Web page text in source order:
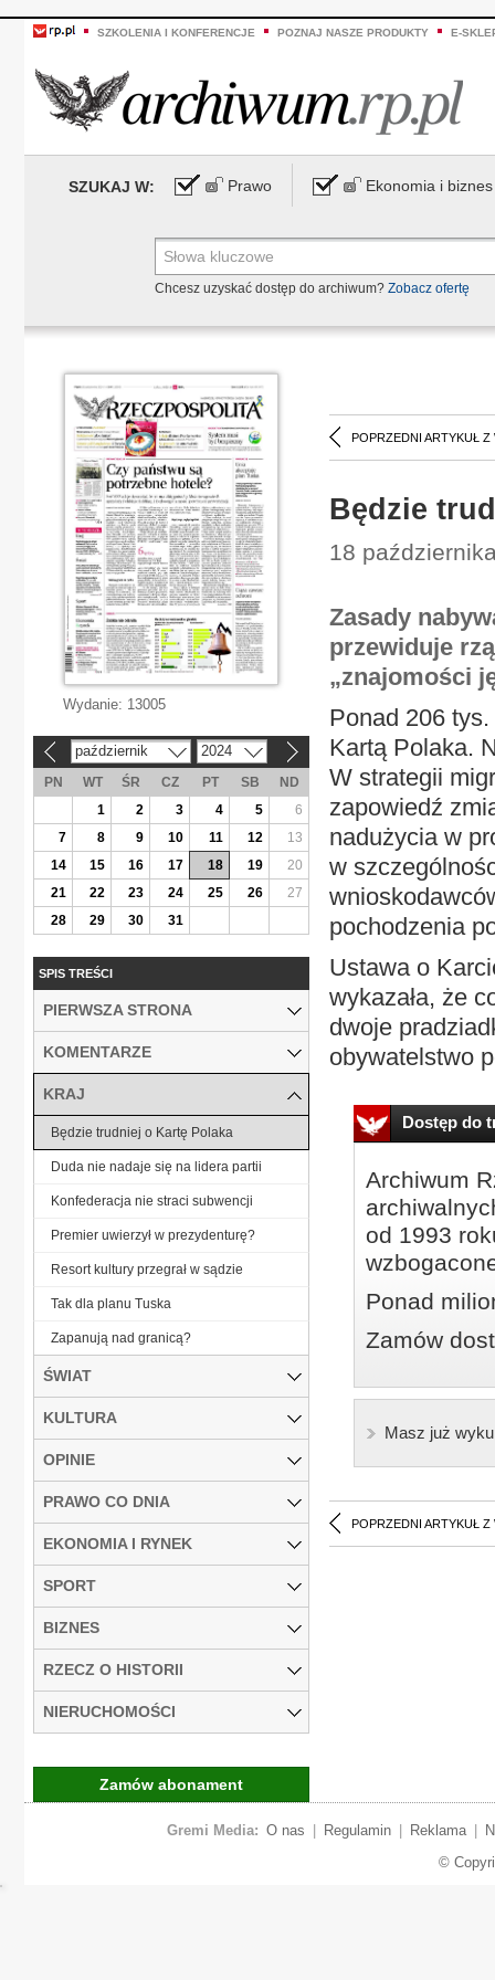
SZKOLENIA I KONFERENCJE POZNAJ NASZE PRODUKTY E-
SZUKAJ W: Prawo Ekonomia i biznes
Chcesz uzyskać dostęp do archiwum? Zobacz ofertę
POPRZEDNI ARTYKUŁ Z
Będzie
18
Zasady
przewiduje
„znajomości
Ponad 206
Kartą Polaka.
W strategii
zapowiedź
nadużycia w
w
pochodzenia
Ustawa o
wykazała, że
dwoje
obywatelstwo
Dostęp do
Archiwum
od 1993
Ponad
Zamów
Masz już
POPRZEDNI ARTYKUŁ Z
Wydanie: 13005
październik 2024
PN WT ŚR CZ PT SB
ND
1
2 3 4 5
6
7
8 9 10 11 12
13
14
15 16 17 18 19
20
21
22 23 24 25 26
27
28
29 30 31
SPIS TREŚCI
PIERWSZA STRONA
KOMENTARZE
KRAJ
Będzie trudniej o Kartę Polaka
Duda nie nadaje się na lidera partii
Konfederacja nie straci subwencji
Premier uwierzył w prezydenturę?
Resort kultury przegrał w sądzie
Tak dla planu Tuska
Zapanują nad granicą?
ŚWIAT
KULTURA
OPINIE
PRAWO CO DNIA
EKONOMIA I RYNEK
SPORT
BIZNES
RZECZ O HISTORII
NIERUCHOMOŚCI
Zamów abonament
Gremi Media: O nas Regulamin Reklama
©